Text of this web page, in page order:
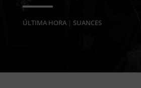
ÚLTIMA HORA| SUANCES